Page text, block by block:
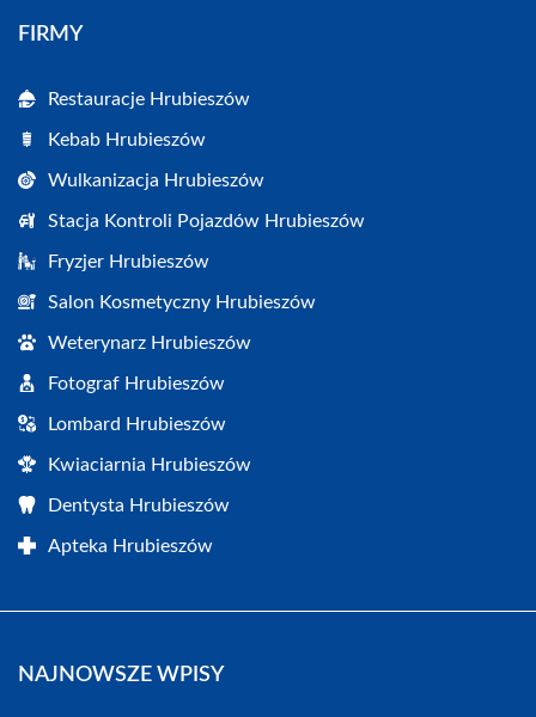
FIRMY
Restauracje Hrubieszów
Kebab Hrubieszów
Wulkanizacja Hrubieszów
Stacja Kontroli Pojazdów Hrubieszów
Fryzjer Hrubieszów
Salon Kosmetyczny Hrubieszów
Weterynarz Hrubieszów
Fotograf Hrubieszów
Lombard Hrubieszów
Kwiaciarnia Hrubieszów
Dentysta Hrubieszów
Apteka Hrubieszów
NAJNOWSZE WPISY